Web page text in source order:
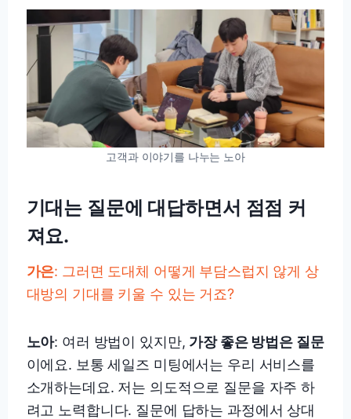
고객과 이야기를 나누는 노아
기대는 질문에 대답하면서 점점 커
져요.
가은: 그러면 도대체 어떻게 부담스럽지 않게 상
대방의 기대를 키울 수 있는 거죠?
노아: 여러 방법이 있지만, 가장 좋은 방법은 질문
이에요. 보통 세일즈 미팅에서는 우리 서비스를
소개하는데요. 저는 의도적으로 질문을 자주 하
려고 노력합니다. 질문에 답하는 과정에서 상대